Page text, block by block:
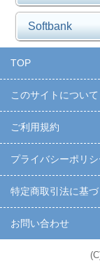
Softbank
TOP
このサイトについて
ご利用規約
プライバシーポリシ
特定商取引法に基
お問い合わせ